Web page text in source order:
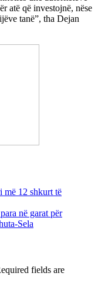
atë që investojnë, nëse
tanë”, tha Dejan
më 12 shkurt të
në garat për
Sela
fields are